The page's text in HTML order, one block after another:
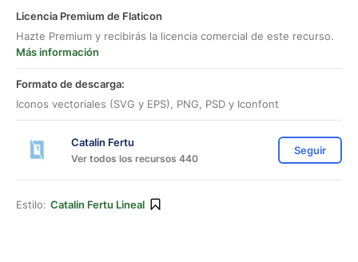
Licencia Premium de Flaticon
Hazte Premium y recibirás la licencia comercial de este recurso.
Más información
Formato de descarga:
Iconos vectoriales (SVG y EPS), PNG, PSD y Iconfont
Catalin Fertu
Ver todos los recursos 440
Seguir
Estilo: Catalin Fertu Lineal